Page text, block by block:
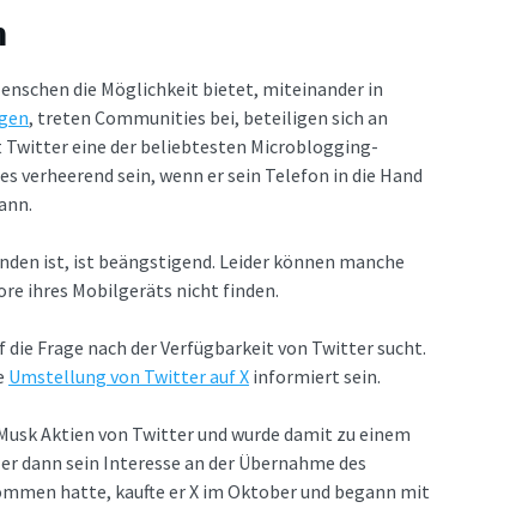
die Möglichkeit bietet, miteinander in
, treten Communities bei, beteiligen sich an
Twitter eine der beliebtesten Microblogging-
verheerend sein, wenn er sein Telefon in die Hand
ist, ist beängstigend. Leider können manche
ihres Mobilgeräts nicht finden.
Frage nach der Verfügbarkeit von Twitter sucht.
Umstellung von Twitter auf X informiert sein.
Aktien von Twitter und wurde damit zu einem
dann sein Interesse an der Übernahme des
hatte, kaufte er X im Oktober und begann mit